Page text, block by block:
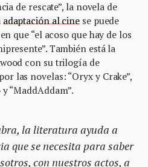
de rescate”, la novela de
adaptación al cine se puede
que “el acoso que hay de los
También está la
con su trilogía de
las novelas: “Oryx y Crake”,
“MaddAddam”.
la literatura ayuda a
que se necesita para saber
con nuestros actos, a